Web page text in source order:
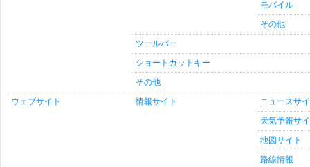
モバイル
その他
ツールバー
ショートカットキー
その他
ウェブサイト
情報サイト
ニュースサ
天気予報サ
地図サイト
路線情報